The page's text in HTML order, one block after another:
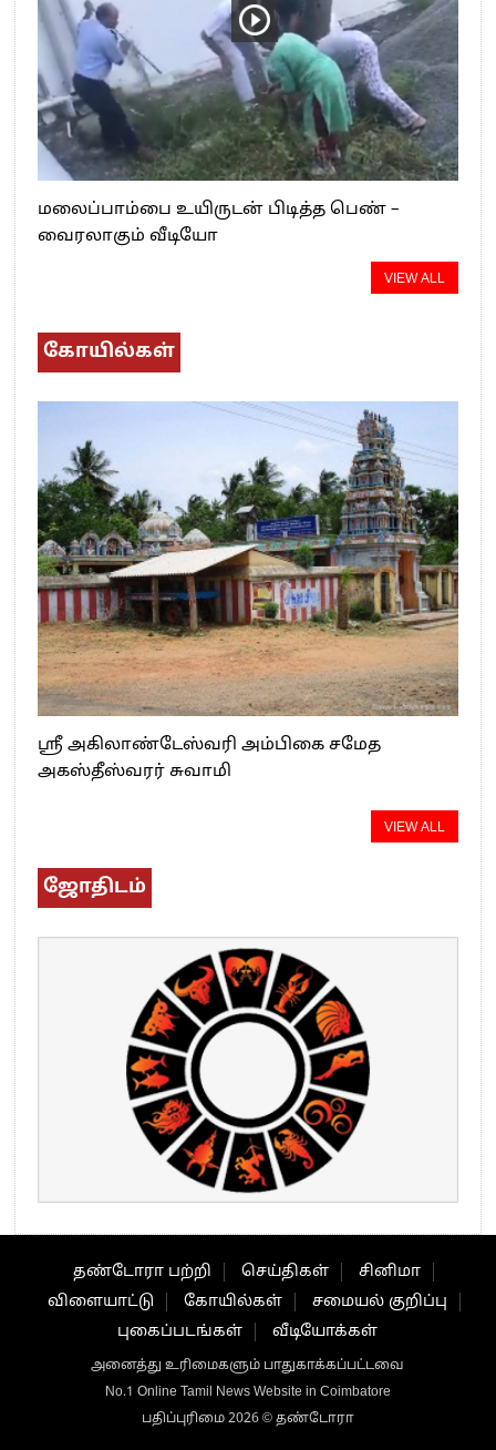
மலைப்பாம்பை உயிருடன் பிடித்த பெண் –
வைரலாகும் வீடியோ
VIEW ALL
கோயில்கள்
ஸ்ரீ அகிலாண்டேஸ்வரி அம்பிகை சமேத
அகஸ்தீஸ்வரர் சுவாமி
VIEW ALL
ஜோதிடம்
தண்டோரா பற்றி செய்திகள்
சினிமா
விளையாட்டு
கோயில்கள்
சமையல் குறிப்பு
புகைப்படங்கள்
வீடியோக்கள்
அனைத்து உரிமைகளும் பாதுகாக்கப்பட்டவை
No.1 Online Tamil News Website in Coimbatore
பதிப்புரிமை 2026 © தண்டோரா